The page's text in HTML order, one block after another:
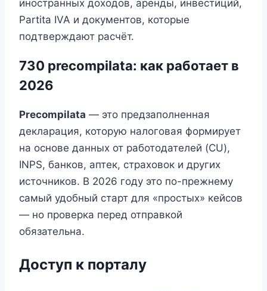
иностранных доходов, аренды, инвестиций,
Partita IVA и документов, которые
подтверждают расчёт.
730 precompilata: как работает в
2026
Precompilata — это предзаполненная
декларация, которую налоговая формирует
на основе данных от работодателей (CU),
INPS, банков, аптек, страховок и других
источников. В 2026 году это по-прежнему
самый удобный старт для «простых» кейсов
— но проверка перед отправкой
обязательна.
Доступ к порталу